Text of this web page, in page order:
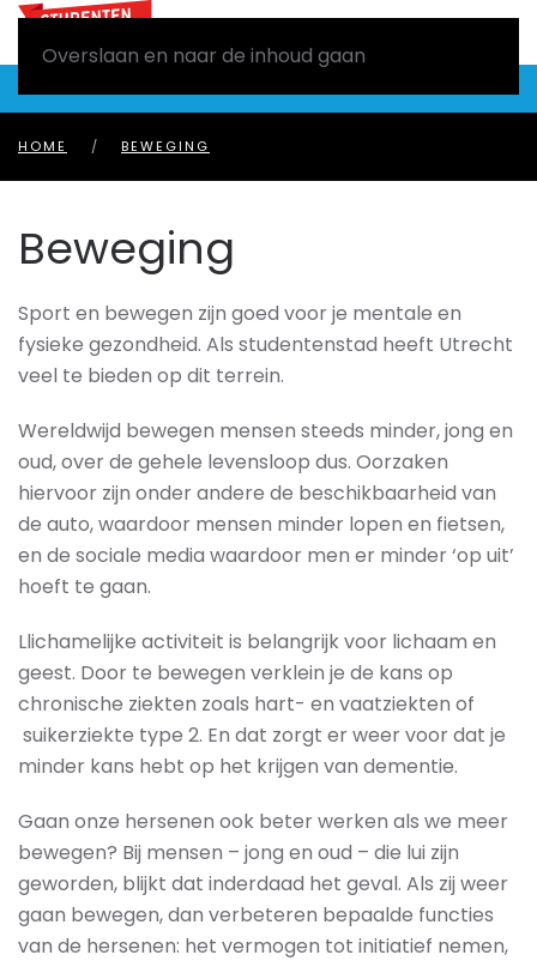
Overslaan en naar de inhoud gaan
HOME BEWEGING
Beweging
Sport en bewegen zijn goed voor je mentale en
fysieke gezondheid. Als studentenstad heeft Utrecht
veel te bieden op dit terrein.
Wereldwijd bewegen mensen steeds minder, jong en
oud, over de gehele levensloop dus. Oorzaken
hiervoor zijn onder andere de beschikbaarheid van
de auto, waardoor mensen minder lopen en fietsen,
en de sociale media waardoor men er minder ‘op uit’
hoeft te gaan.
Llichamelijke activiteit is belangrijk voor lichaam en
geest. Door te bewegen verklein je de kans op
chronische ziekten zoals hart- en vaatziekten of
suikerziekte type 2. En dat zorgt er weer voor dat je
minder kans hebt op het krijgen van dementie.
Gaan onze hersenen ook beter werken als we meer
bewegen? Bij mensen – jong en oud – die lui zijn
geworden, blijkt dat inderdaad het geval. Als zij weer
gaan bewegen, dan verbeteren bepaalde functies
van de hersenen: het vermogen tot initiatief nemen,